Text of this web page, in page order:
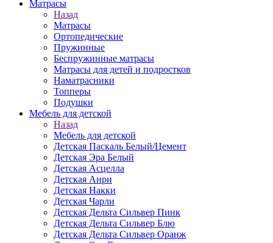
Матраcы
Назад
Матраcы
Ортопедические
Пружинные
Беспружинные матрасы
Матрасы для детей и подростков
Наматрасники
Топперы
Подушки
Мебель для детской
Назад
Мебель для детской
Детская Паскаль Белый/Цемент
Детская Эра Белый
Детская Асцелла
Детская Анри
Детская Накки
Детская Чарли
Детская Дельта Сильвер Пинк
Детская Дельта Сильвер Блю
Детская Дельта Сильвер Оранж